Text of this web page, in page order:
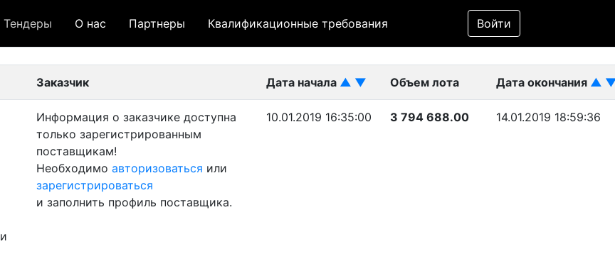
Тендеры О нас Партнеры Квалификационные требования Войти
Фильтр
Заказчик Дата начала ▲ ▼ Объем лота Дата окончания ▲
и
Информация о заказчике доступна
только зарегистрированным
поставщикам!
Необходимо авторизоваться или
зарегистрироваться
и заполнить профиль поставщика.
10.01.2019 16:35:00 3 794 688.00 14.01.2019 18:59:36